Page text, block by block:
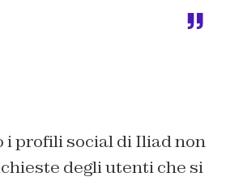
i profili social di Iliad non
degli utenti che si